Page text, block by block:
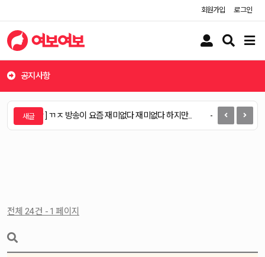
회원가입 로그인
유
버
검
버
메
버
공지사항
명게시판 ] ㄲㅈ 방송이 요즘 재미없다 재미없다 하지만... [ 익명게시판 ]
전체 24 건 - 1 페이지